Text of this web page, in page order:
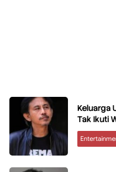
Keluarga
Tak Ikuti